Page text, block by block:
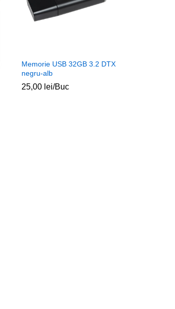
Memorie USB 32GB 3.2 DTX
negru-alb
25,00 lei/Buc